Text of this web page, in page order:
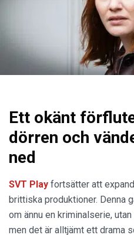
Ett okänt
dörren och
ned
SVT Play fortsätter att
brittiska produktioner. Denna
om ännu en kriminalserie,
men det är alltjämt ett drama